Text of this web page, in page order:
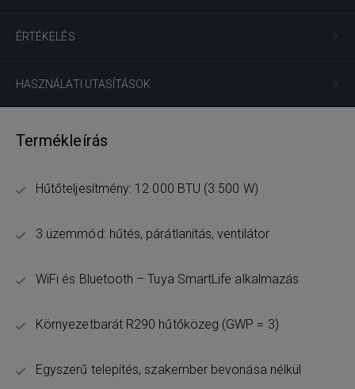
ÉRTÉKELÉS
HASZNÁLATI UTASÍTÁSOK
Termékleírás
Hűtőteljesítmény: 12 000 BTU (3 500 W)
3 üzemmód: hűtés, párátlanítás, ventilátor
WiFi és Bluetooth – Tuya SmartLife alkalmazás
Környezetbarát R290 hűtőközeg (GWP = 3)
Egyszerű telepítés, szakember bevonása nélkül